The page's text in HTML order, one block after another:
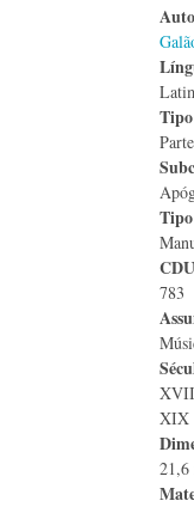
783
XIX
21,6